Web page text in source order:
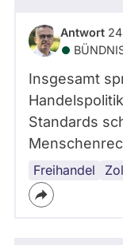
Antwort
Insgesamt
Standards
Freihandel